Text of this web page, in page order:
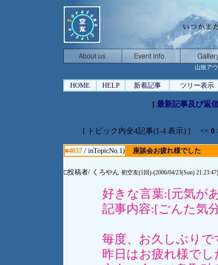
山旅ア
HOME HELP 新着記事 ツリー表示
[ 最新記事及び返
[ トピック内全4記事(1-4 表示) ] << 0
■4037 / inTopicNo.1) 座談会お疲れ様でした
□投稿者/ くろやん 初空友(1回)-(2006/04/23(Sun) 21:23:47)
好きな言葉:[元気
記事内容:[ごんた
毎度、お久しぶり
昨日はお疲れ様でし